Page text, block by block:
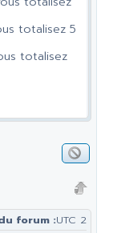
totalisez 5
totalisez
forum :UTC 2